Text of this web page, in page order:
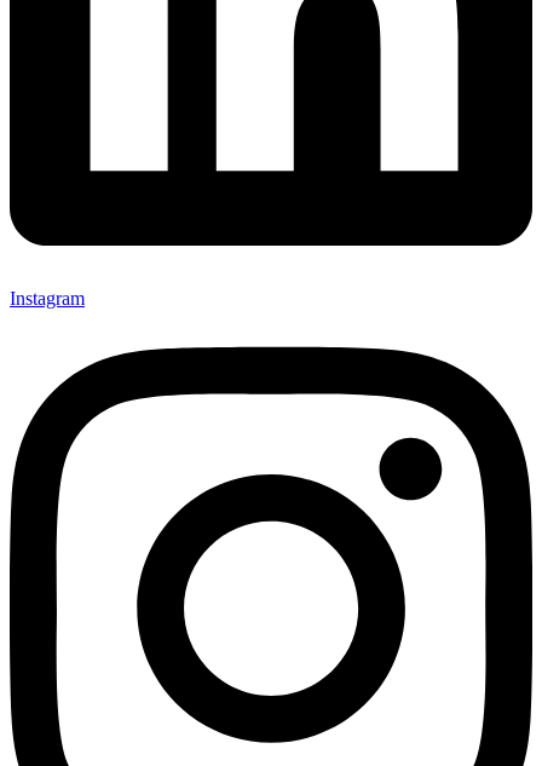
Instagram